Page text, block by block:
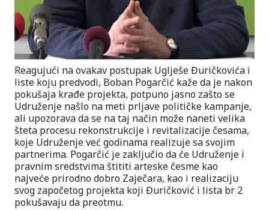
Reagujući na ovakav postupak Uglješe Đuričkovića i
liste koju predvodi, Boban Pogarčić kaže da je nakon
pokušaja krađe projekta, potpuno jasno zašto se
Udruženje našlo na meti prljave političke kampanje,
ali upozorava da se na taj način može naneti velika
šteta procesu rekonstrukcije i revitalizacije česama,
koje Udruženje već godinama realizuje sa svojim
partnerima. Pogarčić je zaključio da će Udruženje i
pravnim sredstvima štititi arteske česme kao
najveće prirodno dobro Zaječara, kao i realizaciju
svog započetog projekta koji Đuričković i lista br 2
pokušavaju da preotmu.